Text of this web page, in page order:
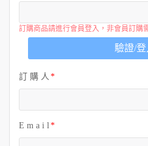
訂購商品請進行會員登入，非會員訂購
驗證/登
訂 購 人
E m a i l